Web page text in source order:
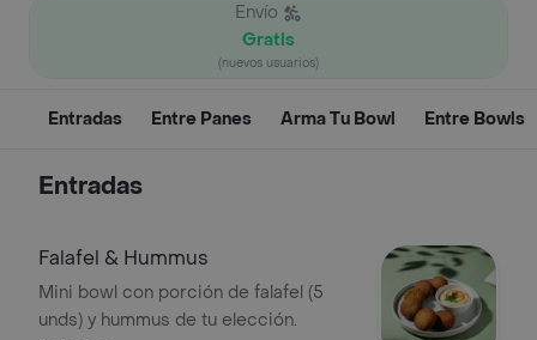
Envío
Gratis
(nuevos usuarios)
Entradas Entre Panes Arma Tu Bowl Entre Bowls
Entradas
Falafel & Hummus
Mini bowl con porción de falafel (5
unds) y hummus de tu elección.